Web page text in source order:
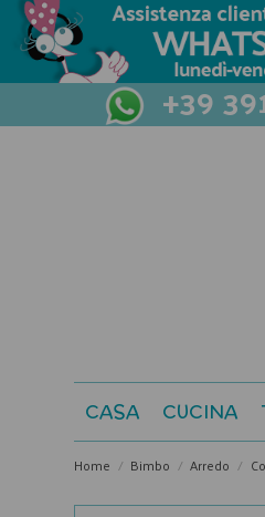
+39
CASA CUCINA
Home Bimbo Arredo